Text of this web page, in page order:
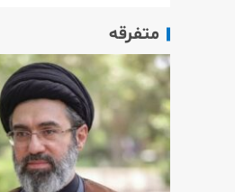
متفرقه